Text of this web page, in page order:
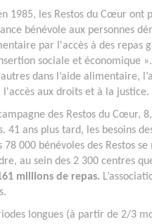
1985, les Restos du Cœur ont
bénévole aux personnes
par l'accès à des repas
sociale et économique
dans l’aide alimentaire,
l'accès aux droits et à la justice.
des Restos du Cœur,
41 ans plus tard, les besoins
000 bénévoles des Restos
au sein des 2 300 centres
millions de repas.
longues (à partir de 2/3